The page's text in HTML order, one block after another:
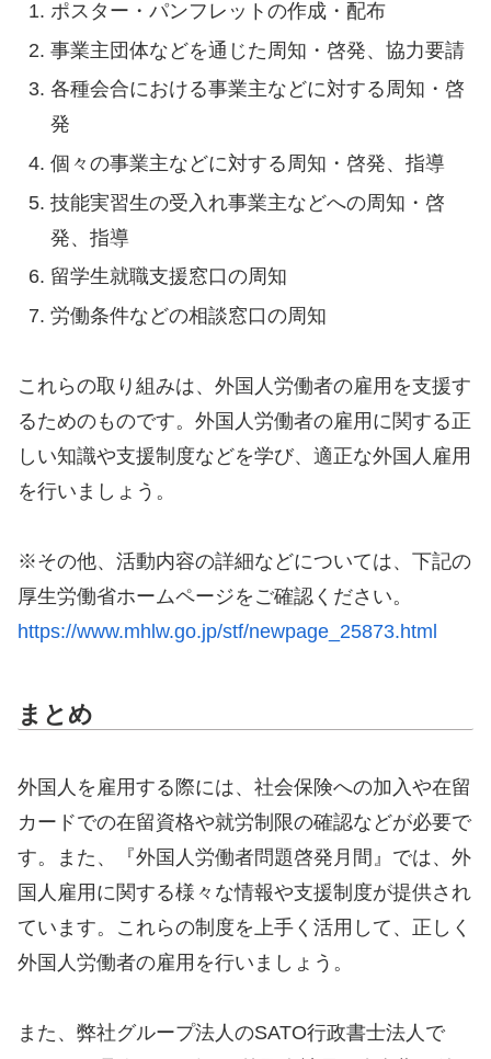
ポスター・パンフレットの作成・配布
事業主団体などを通じた周知・啓発、協力要請
各種会合における事業主などに対する周知・啓
発
個々の事業主などに対する周知・啓発、指導
技能実習生の受入れ事業主などへの周知・啓
発、指導
留学生就職支援窓口の周知
労働条件などの相談窓口の周知
これらの取り組みは、外国人労働者の雇用を支援す
るためのものです。外国人労働者の雇用に関する正
しい知識や支援制度などを学び、適正な外国人雇用
を行いましょう。
※その他、活動内容の詳細などについては、下記の
厚生労働省ホームページをご確認ください。
https://www.mhlw.go.jp/stf/newpage_25873.html
まとめ
外国人を雇用する際には、社会保険への加入や在留
カードでの在留資格や就労制限の確認などが必要で
す。また、『外国人労働者問題啓発月間』では、外
国人雇用に関する様々な情報や支援制度が提供され
ています。これらの制度を上手く活用して、正しく
外国人労働者の雇用を行いましょう。
また、弊社グループ法人のSATO行政書士法人で